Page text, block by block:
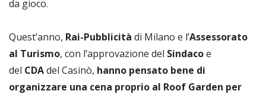
da gioco.
Quest’anno, Rai-Pubblicità di Milano e l’Assessorato
al Turismo, con l’approvazione del Sindacoe
del CDAdel Casinò, hanno pensato bene di
organizzare una cena proprio al Roof Garden per